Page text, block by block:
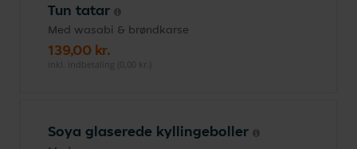
Tun tatar
Med wasabi & brøndkarse
139,00 kr.
inkl. indbetaling (0,00 kr.)
Soya glaserede kyllingeboller